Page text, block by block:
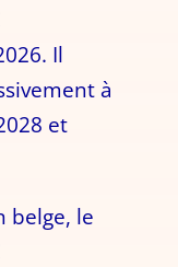
Il
à
et
belge, le